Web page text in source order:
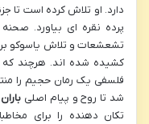
دارد. او تلاش کرده است تا
پرده نقره ای بیاورد.
تشعشعات و تلاش یاسوکو
کشیده شده اند. هرچند که
فلسفی یک رمان حجیم را
شد تا روح و پیام اصلی
تکان دهنده را برای